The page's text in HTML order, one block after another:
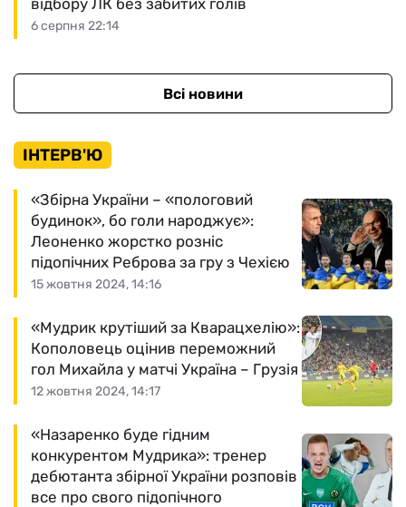
6 серпня 22:14
відбору ЛК без забитих голів
Всі новини
ІНТЕРВ'Ю
15 жовтня 2024, 14:16
«Збірна України – «пологовий
будинок», бо голи народжує»:
Леоненко жорстко розніс
підопічних Реброва за гру з Чехією
12 жовтня 2024, 14:17
«Мудрик крутіший за Кварацхелію»:
Кополовець оцінив переможний
гол Михайла у матчі Україна – Грузія
«Назаренко буде гідним
конкурентом Мудрика»: тренер
дебютанта збірної України розповів
все про свого підопічного